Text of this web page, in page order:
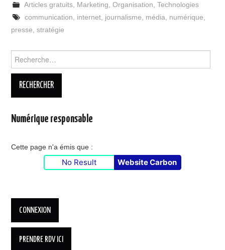
Articles gratuits, Marketing Organisation Technologies
communication
internet, journalisme média numérique
presse ,stratégie
Numérique responsable
Cette page n'a émis que :
No Result Website Carbon